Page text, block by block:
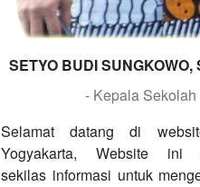
SETYO BUDI SUNGKOWO,
- Kepala Sekolah
Selamat datang di
Yogyakarta, Website ini
sekilas informasi untuk